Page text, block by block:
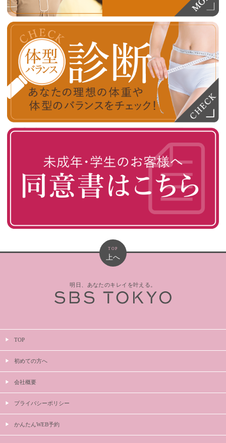
TOP
上へ
明日、あなたのキレイを叶える。
TOP
初めての方へ
会社概要
プライバシーポリシー
かんたんWEB予約